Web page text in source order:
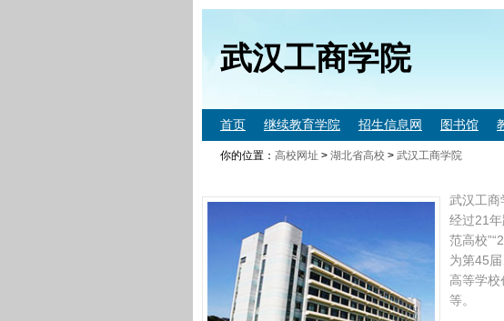
武汉工商学院
首页 继续教育学院 招生信息网 图书馆
你的位置： 高校网址 > 湖北省高校 > 武汉工商学院
武汉工商
经过21
范高校
为第45
高等学校
等。